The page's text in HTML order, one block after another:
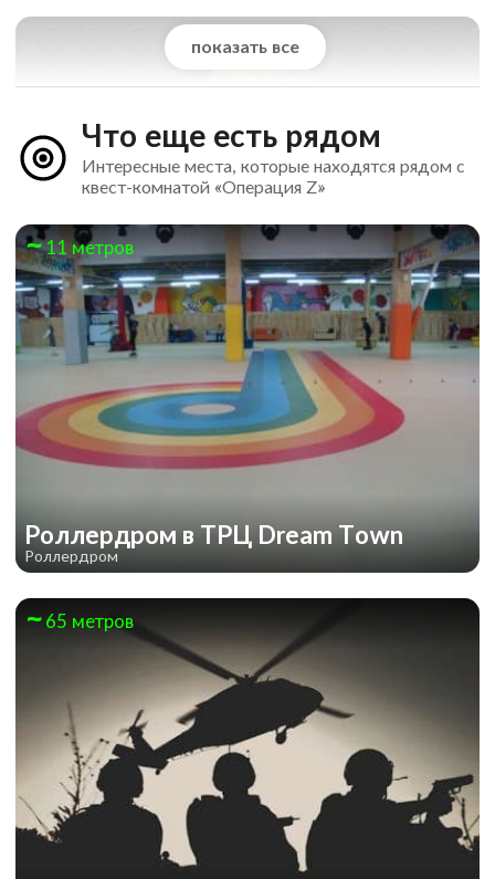
показать все
LE-GO-GO
Лифт
Что еще есть рядом
Интересные места, которые находятся рядом с
квест-комнатой «Операция Z»
11 метров
Роллердром в ТРЦ Dream Town
Роллердром
65 метров